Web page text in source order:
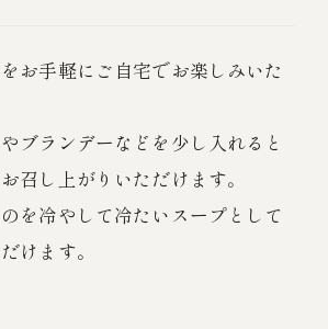
お手軽にご自宅でお楽しみいた
ブランデーなどを少し入れると
召し上がりいただけます。
を冷やして冷たいスープとして
けます。